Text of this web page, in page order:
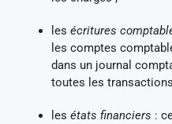
les écritures
les comptes
dans un journal
toutes les
les états financiers :